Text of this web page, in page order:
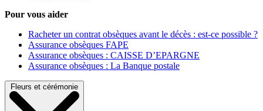
Pour vous aider
Racheter un contrat obsèques avant le décès : est-ce possible ?
Assurance obsèques FAPE
Assurance obsèques : CAISSE D’EPARGNE
Assurance obsèques : La Banque postale
Fleurs et cérémonie